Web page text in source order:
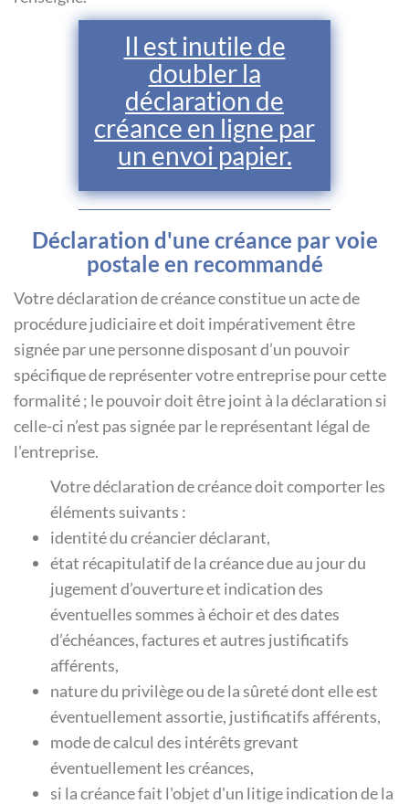
Il est inutile de
doubler la
déclaration de
créance en ligne par
un envoi papier.
Déclaration d'une créance par voie
postale en recommandé
Votre déclaration de créance constitue un acte de
procédure judiciaire et doit impérativement être
signée par une personne disposant d’un pouvoir
spécifique de représenter votre entreprise pour cette
formalité ; le pouvoir doit être joint à la déclaration si
celle-ci n’est pas signée par le représentant légal de
l’entreprise.
Votre déclaration de créance doit comporter les
éléments suivants :
identité du créancier déclarant,
état récapitulatif de la créance due au jour du
jugement d’ouverture et indication des
éventuelles sommes à échoir et des dates
d’échéances, factures et autres justificatifs
afférents,
nature du privilège ou de la sûreté dont elle est
éventuellement assortie, justificatifs afférents,
mode de calcul des intérêts grevant
éventuellement les créances,
si la créance fait l'objet d'un litige indication de la